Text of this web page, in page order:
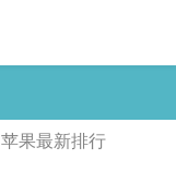
苹果最新排行